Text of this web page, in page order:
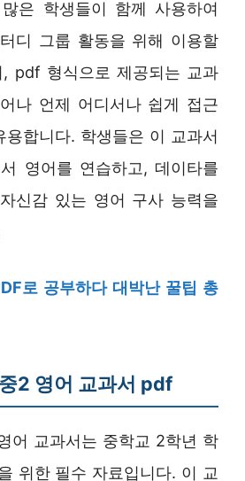
은 학생들이 함께 사용하여
디 그룹 활동을 위해 이용할
, pdf 형식으로 제공되는 교과
나 언제 어디서나 쉽게 접근
용합니다. 학생들은 이 교과서
영어를 연습하고, 데이타를
신감 있는 영어 구사 능력을
로 공부하다 대박난 꿀팁 총
2 영어 교과서 pdf
어 교과서는 중학교 2학년 학
위한 필수 자료입니다. 이 교